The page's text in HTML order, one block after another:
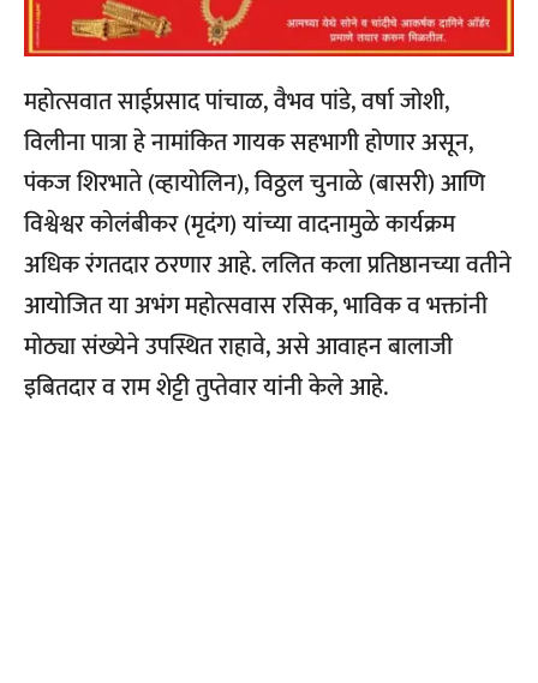
महोत्सवात साईप्रसाद पांचाळ, वैभव पांडे, वर्षा जोशी,
विलीना पात्रा हे नामांकित गायक सहभागी होणार असून,
पंकज शिरभाते (व्हायोलिन), विठ्ठल चुनाळे (बासरी) आणि
विश्वेश्वर कोलंबीकर (मृदंग) यांच्या वादनामुळे कार्यक्रम
अधिक रंगतदार ठरणार आहे. ललित कला प्रतिष्ठानच्या वतीने
आयोजित या अभंग महोत्सवास रसिक, भाविक व भक्तांनी
मोठ्या संख्येने उपस्थित राहावे, असे आवाहन बालाजी
इबितदार व राम शेट्टी तुप्तेवार यांनी केले आहे.